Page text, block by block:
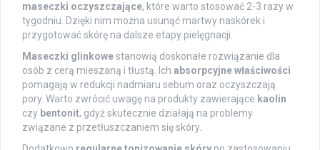
maseczki oczyszczające, które warto stosować 2-3 razy w
tygodniu. Dzięki nim można usunąć martwy naskórek i
przygotować skórę na dalsze etapy pielęgnacji.
Maseczki glinkowestanowią doskonałe rozwiązanie dla
osób z cerą mieszaną i tłustą. Ich absorpcyjne właściwości
pomagają w redukcji nadmiaru sebum oraz oczyszczają
pory. Warto zwrócić uwagę na produkty zawierające kaolin
czy bentonit, gdyż skutecznie działają na problemy
związane z przetłuszczaniem się skóry.